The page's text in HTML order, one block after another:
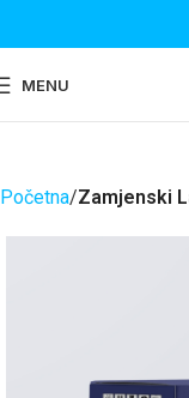
MENU
Početna Zamjenski